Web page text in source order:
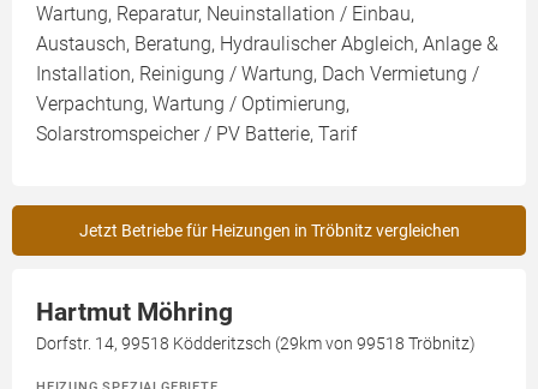
Wartung, Reparatur, Neuinstallation / Einbau,
Austausch, Beratung, Hydraulischer Abgleich, Anlage &
Installation, Reinigung / Wartung, Dach Vermietung /
Verpachtung, Wartung / Optimierung,
Solarstromspeicher / PV Batterie, Tarif
Jetzt Betriebe für Heizungen in Tröbnitz vergleichen
Hartmut Möhring
Dorfstr. 14, 99518 Ködderitzsch (29km von 99518 Tröbnitz)